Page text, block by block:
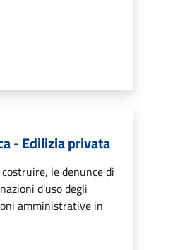
- Edilizia privata
le denunce di
d'uso degli
amministrative in